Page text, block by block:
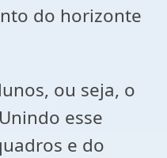
do horizonte
ou seja, o
esse
e do